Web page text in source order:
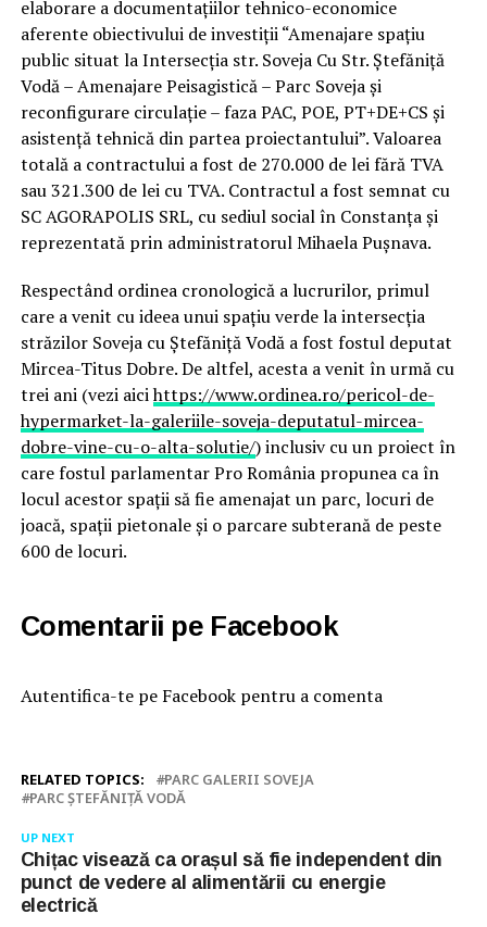
elaborare a documentațiilor tehnico-economice
aferente obiectivului de investiții “Amenajare spațiu
public situat la Intersecția str. Soveja Cu Str. Ștefăniță
Vodă – Amenajare Peisagistică – Parc Soveja și
reconfigurare circulație – faza PAC, POE, PT+DE+CS și
asistență tehnică din partea proiectantului”. Valoarea
totală a contractului a fost de 270.000 de lei fără TVA
sau 321.300 de lei cu TVA. Contractul a fost semnat cu
SC AGORAPOLIS SRL, cu sediul social în Constanța și
reprezentată prin administratorul Mihaela Pușnava.
Respectând ordinea cronologică a lucrurilor, primul
care a venit cu ideea unui spațiu verde la intersecția
străzilor Soveja cu Ștefăniță Vodă a fost fostul deputat
Mircea-Titus Dobre. De altfel, acesta a venit în urmă cu
trei ani (vezi aicihttps://www.ordinea.ro/pericol-de-
hypermarket-la-galeriile-soveja-deputatul-mircea-
dobre-vine-cu-o-alta-solutie/) inclusiv cu un proiect în
care fostul parlamentar Pro România propunea ca în
locul acestor spații să fie amenajat un parc, locuri de
joacă, spații pietonale și o parcare subterană de peste
600 de locuri.
Comentarii pe Facebook
Autentifica-te pe Facebook pentru a comenta
RELATED TOPICS:
PARC GALERII SOVEJA
PARC ȘTEFĂNIȚĂ VODĂ
UP NEXT
Chițac visează ca orașul să fie independent din
punct de vedere al alimentării cu energie
electrică